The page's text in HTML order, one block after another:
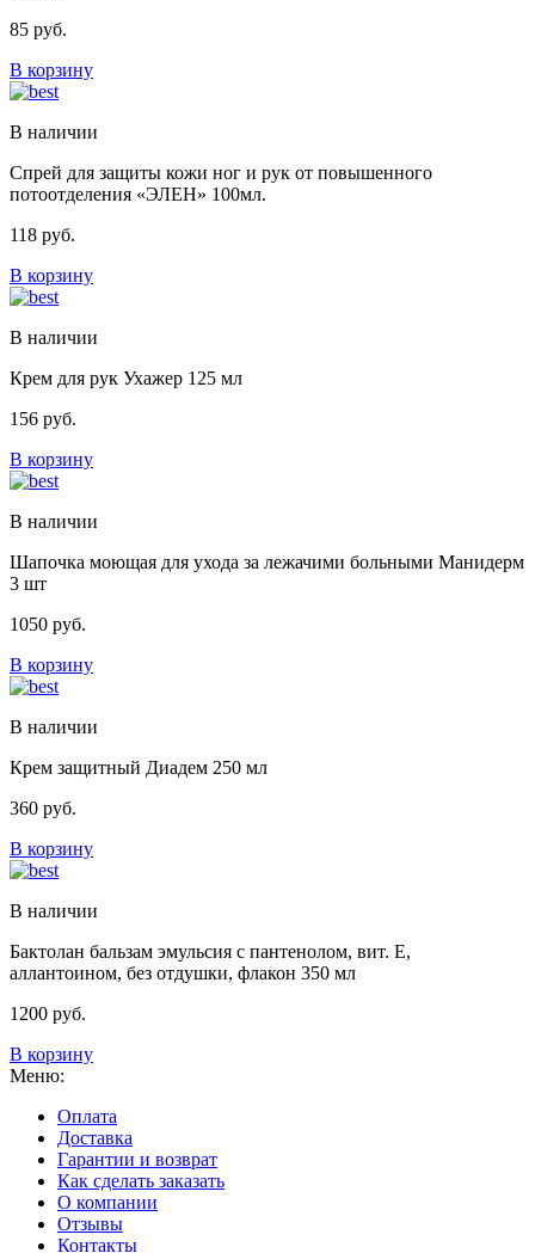
85 руб.
В корзину
В наличии
Спрей для защиты кожи ног и рук от повышенного
потоотделения «ЭЛЕН» 100мл.
118 руб.
В корзину
В наличии
Крем для рук Ухажер 125 мл
156 руб.
В корзину
В наличии
Шапочка моющая для ухода за лежачими больными Манидерм
3 шт
1050 руб.
В корзину
В наличии
Крем защитный Диадем 250 мл
360 руб.
В корзину
В наличии
Бактолан бальзам эмульсия с пантенолом, вит. Е,
аллантоином, без отдушки, флакон 350 мл
1200 руб.
В корзину
Меню:
Оплата
Доставка
Гарантии и возврат
Как сделать заказать
О компании
Отзывы
Контакты